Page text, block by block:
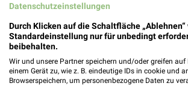
An der B 189/Ecke Ballerstedter
Heute 07:00 - 20:00 Uhr |
115,74 km • Angebote: 5
Datenschutzeinstellungen
Durch Klicken auf die Schaltfläche „Ablehnen“
Standardeinstellung nur für unbedingt
beibehalten.
Wir und unsere Partner speichern und/oder greifen
einem Gerät zu, wie z. B. eindeutige IDs in cookie und
Browserspeichern, um personenbezogene Daten zu